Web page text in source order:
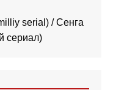
serial) / Сенга
сериал)